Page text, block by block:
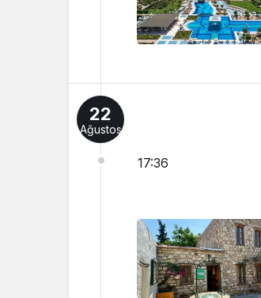
22
Ağustos
17:36